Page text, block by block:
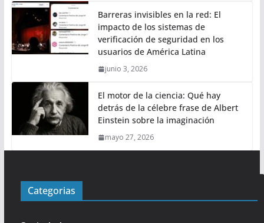
Barreras invisibles en la red: El
impacto de los sistemas de
verificación de seguridad en los
usuarios de América Latina
junio 3, 2026
El motor de la ciencia: Qué hay
detrás de la célebre frase de Albert
Einstein sobre la imaginación
mayo 27, 2026
Categorias